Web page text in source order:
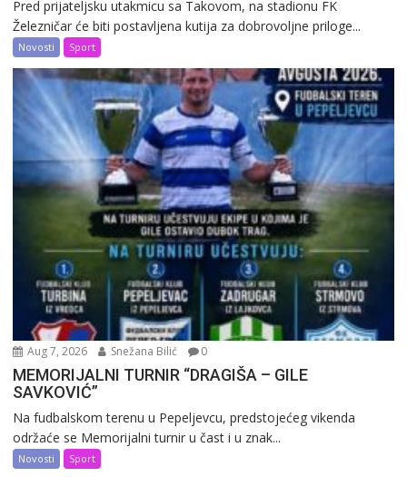
Pred prijateljsku utakmicu sa Takovom, na stadionu FK
Železničar će biti postavljena kutija za dobrovoljne priloge...
Novosti Sport
Aug 7, 2026 Snežana Bilić 0
MEMORIJALNI TURNIR “DRAGIŠA – GILE
SAVKOVIĆ”
Na fudbalskom terenu u Pepeljevcu, predstojećeg vikenda
održaće se Memorijalni turnir u čast i u znak...
Novosti Sport